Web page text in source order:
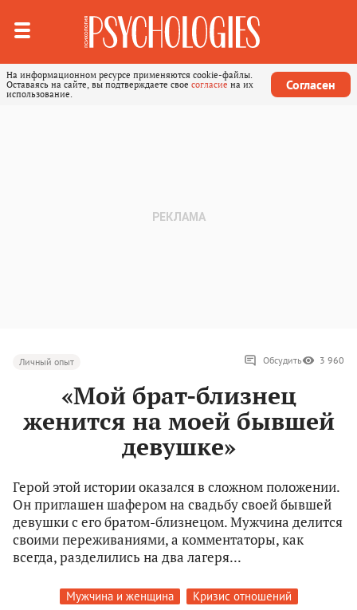
На информационном ресурсе применяются cookie-файлы.
Оставаясь на сайте, вы подтверждаете свое согласие на их
использование.
Согласен
Личный опыт Обсудить 3 960
«Мой брат-близнец
женится на моей бывшей
девушке»
Герой этой истории оказался в сложном положении.
Он приглашен шафером на свадьбу своей бывшей
девушки с его братом-близнецом. Мужчина делится
своими переживаниями, а комментаторы, как
всегда, разделились на два лагеря...
Мужчина и женщина
Кризис отношений